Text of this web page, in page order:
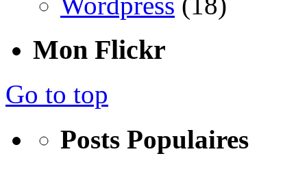
Mon Flickr
Go to top
Posts Populaires